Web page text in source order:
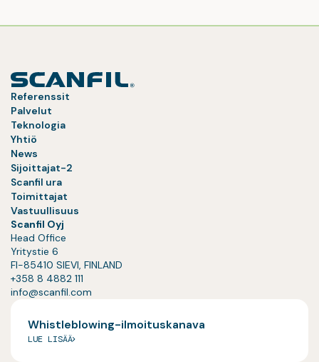
Referenssit
Palvelut
Teknologia
Yhtiö
News
Sijoittajat-2
Scanfil ura
Toimittajat
Vastuullisuus
Scanfil Oyj
Head Office
Yritystie 6
FI-85410 SIEVI, FINLAND
+358 8 4882 111
info@scanfil.com
Whistleblowing-ilmoituskanava
LUE LISÄÄ